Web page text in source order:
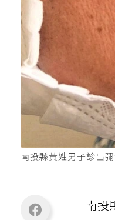
南投縣黃姓男子診出
南投